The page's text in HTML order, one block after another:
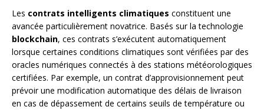
Les contrats intelligents climatiques constituent une
avancée particulièrement novatrice. Basés sur la technologie
blockchain, ces contrats s’exécutent automatiquement
lorsque certaines conditions climatiques sont vérifiées par des
oracles numériques connectés à des stations météorologiques
certifiées. Par exemple, un contrat d’approvisionnement peut
prévoir une modification automatique des délais de livraison
en cas de dépassement de certains seuils de température ou